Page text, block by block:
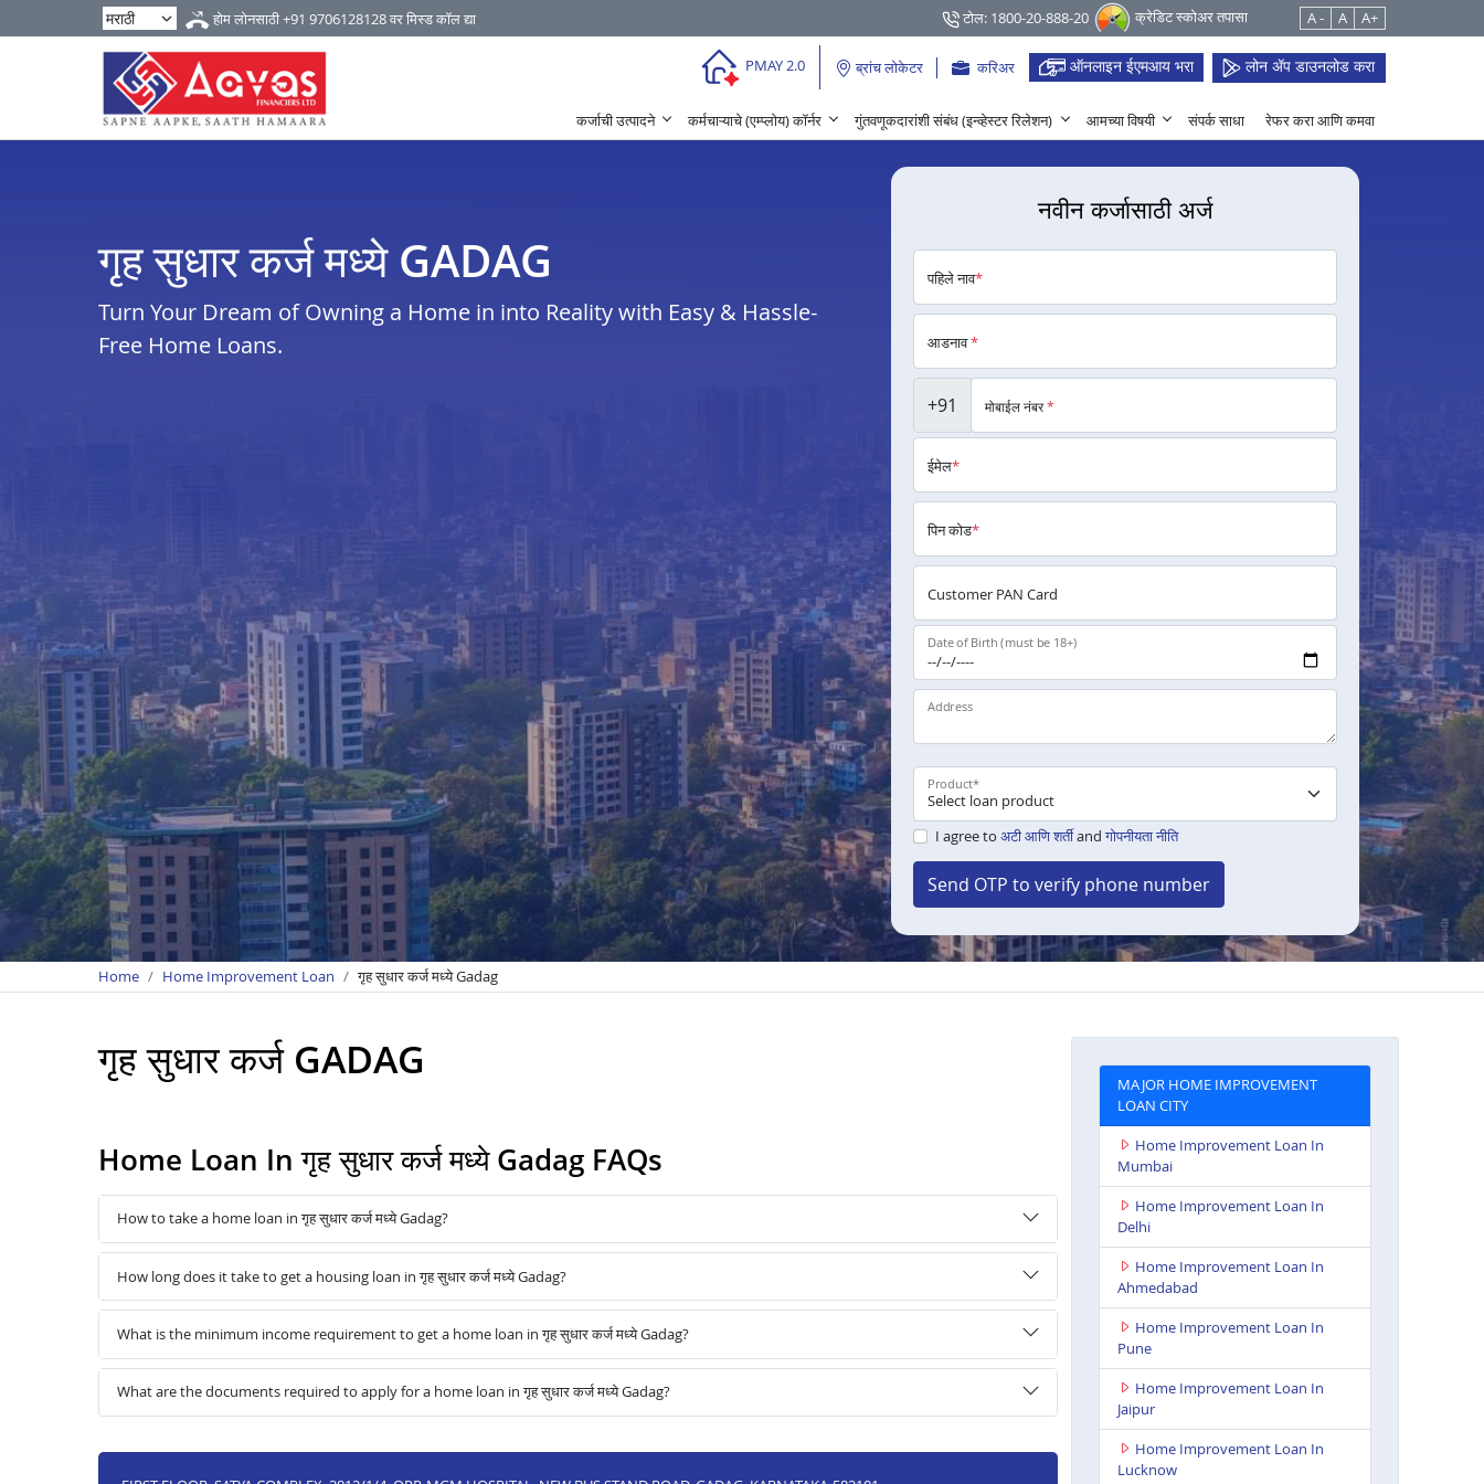
होम लोनसाठी+91 9706128128वर मिस्ड कॉल द्या टोल: 1800-20-888-20 क्रेडिट स्कोअर तपासा A - A A+
PMAY 2.0 ब्रांच लोकेटर करिअर ऑनलाइन ईएमआय भरा लोन ॲप डाउनलोड करा
कर्जाची उत्पादने कर्मचाऱ्याचे (एम्प्लोय) कॉर्नर गुंतवणूकदारांशी संबंध (इन्व्हेस्टर रिलेशन) आमच्या विषयी संपर्क साधा रेफर करा आणि कमवा
गृह सुधार कर्ज मध्ये GADAG
Turn Your Dream of Owning a Home in into Reality with Easy & Hassle-
Free Home Loans.
नवीन कर्जासाठी अर्ज
पहिले नाव*
आडनाव*
+91 मोबाईल नंबर*
ईमेल*
पिन कोड*
Customer PAN Card
Date of Birth (must be 18+)
Address
Product*
I agree to अटी आणि शर्तीand गोपनीयता नीति
Send OTP to verify phone number
Home Home Improvement Loan गृह सुधार कर्ज मध्ये Gadag
गृह सुधार कर्ज GADAG
Home Loan In गृह सुधार कर्ज मध्ये Gadag FAQs
How to take a home loan in गृह सुधार कर्ज मध्ये Gadag?
How long does it take to get a housing loan in गृह सुधार कर्ज मध्ये Gadag?
What is the minimum income requirement to get a home loan in गृह सुधार कर्ज मध्ये Gadag?
What are the documents required to apply for a home loan in गृह सुधार कर्ज मध्ये Gadag?
MAJOR HOME IMPROVEMENT
LOAN CITY
Home Improvement Loan In
Mumbai
Home Improvement Loan In
Delhi
Home Improvement Loan In
Ahmedabad
Home Improvement Loan In
Pune
Home Improvement Loan In
Jaipur
Home Improvement Loan In
Lucknow